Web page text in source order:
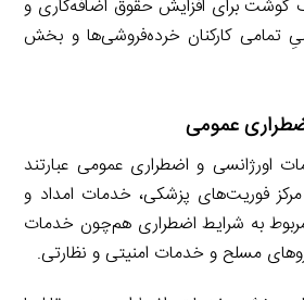
گوشت برای افزایش حقوق اضافه‌کاری و
تمامی کارکنان خرده‌فروشی‌ها و بخش
عمومی
و اضطراری عمومی عبارتند
فوریت‌های پزشکی، خدمات امداد و
به شرایط اضطراری هم‌چون خدمات
مسلح و خدمات امنیتی و نظارتی.